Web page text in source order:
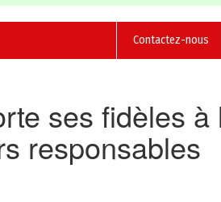
Contactez-nous
ses fidèles à
responsables